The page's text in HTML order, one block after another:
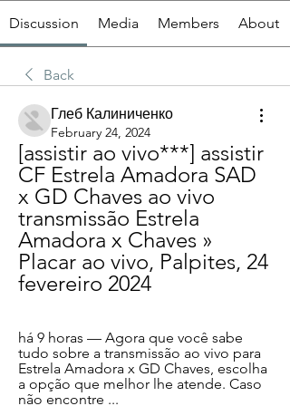
Discussion Media Members About
Back
Глеб Калиниченко
February 24, 2024
[assistir ao vivo***] assistir
CF Estrela Amadora SAD
x GD Chaves ao vivo
transmissão Estrela
Amadora x Chaves »
Placar ao vivo, Palpites, 24
fevereiro 2024
há 9 horas — Agora que você sabe
tudo sobre a transmissão ao vivo para
Estrela Amadora x GD Chaves, escolha
a opção que melhor lhe atende. Caso
não encontre ...